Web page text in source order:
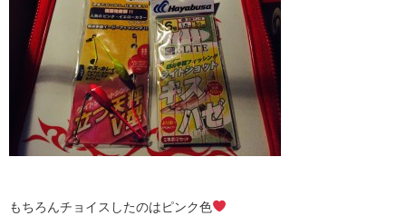
もちろんチョイスしたのはピンク色